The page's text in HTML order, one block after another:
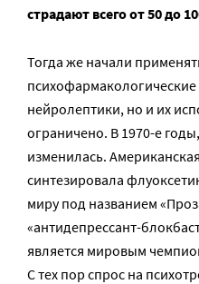
страдают всего от 50 до
Тогда же начали
психофармакологические
нейролептики, но и их
ограничено. В 1970-е
изменилась.
синтезировала
миру под названием
«антидепрессант-
является мировым
С тех пор спрос на